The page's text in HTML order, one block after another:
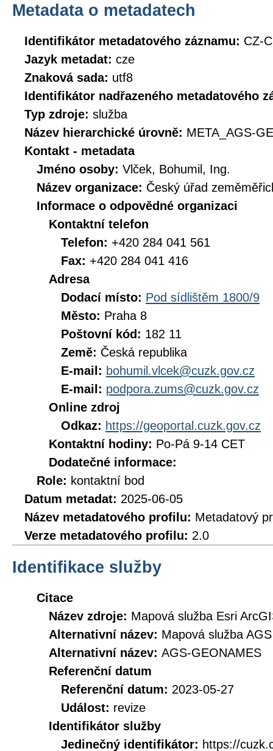
Metadata o metadatech
Identifikátor metadatového záznamu: CZ-
Jazyk metadat: cze
Znaková sada: utf8
Identifikátor nadřazeného metadatového
Typ zdroje: služba
Název hierarchické úrovně: META_AGS-
Kontakt - metadata
Jméno osoby: Vlček, Bohumil, Ing.
Název organizace: Český úřad
Informace o odpovědné organizaci
Kontaktní telefon
Telefon: +420 284 041 561
Fax: +420 284 041 416
Adresa
Dodací místo: Pod sídlištěm 1800/9
Město: Praha 8
Poštovní kód: 182 11
Země: Česká republika
E-mail: bohumil.vlcek@cuzk.gov.cz
E-mail: podpora.zums@cuzk.gov.cz
Online zdroj
Odkaz: https://geoportal.cuzk.gov.cz
Kontaktní hodiny: Po-Pá 9-14 CET
Dodatečné informace:
Role: kontaktní bod
Datum metadat: 2025-06-05
Název metadatového profilu: Metadatový
Verze metadatového profilu: 2.0
Identifikace služby
Citace
Název zdroje: Mapová služba Esri
Alternativní název: Mapová služba
Alternativní název: AGS-GEONAMES
Referenční datum
Referenční datum: 2023-05-27
Událost: revize
Identifikátor služby
Jedinečný identifikátor: https://